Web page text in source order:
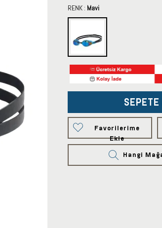
RENK : Mavi
SEPETE
Favorilerime
Ekle
Hangi